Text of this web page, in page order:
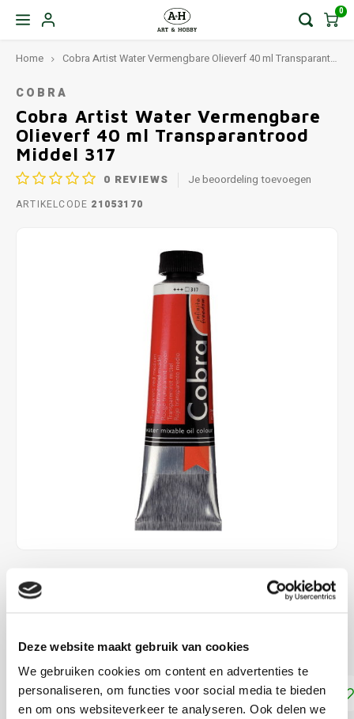
Deze website maakt gebruik van cookies
We gebruiken cookies om content en advertenties te
personaliseren, om functies voor social media te bieden
en om ons websiteverkeer te analyseren. Ook delen we
0
Home Cobra Artist Water Vermengbare Olieverf 40 ml Transparantrood Middel 317
COBRA
Cobra Artist Water Vermengbare
Olieverf 40 ml Transparantrood
Middel 317
0 REVIEWS Je beoordeling toevoegen
ARTIKELCODE 21053170
€15,00
Dekkracht: TransparantLees meer
Toevoegen aan winkelwagen